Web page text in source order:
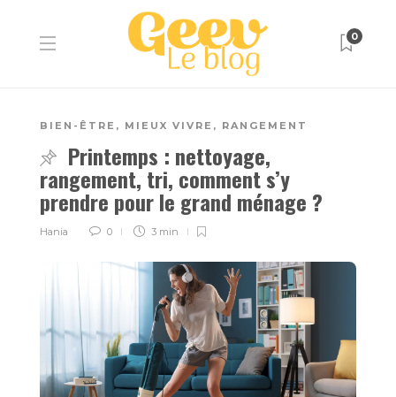
0
BIEN-ÊTRE , MIEUX VIVRE , RANGEMENT
Printemps : nettoyage,
rangement, tri, comment s’y
prendre pour le grand ménage ?
Hania 0 3 min